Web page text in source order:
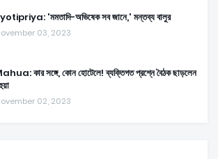
'মমতাদি-অভিষেক সব জানে,' মন্তব্য বালুর
03, 2023
কার সঙ্গে, কোন হোটেলে! ব্যক্তিগত প্রশ্নে বৈঠক ছাড়লেন
02, 2023